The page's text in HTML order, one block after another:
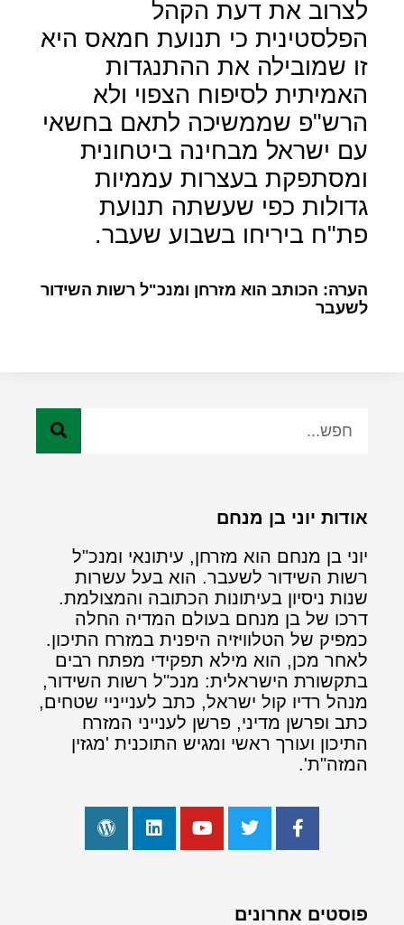
לצרוב את דעת הקהל
הפלסטינית כי תנועת חמאס היא
זו שמובילה את ההתנגדות
האמיתית לסיפוח הצפוי ולא
הרש"פ שממשיכה לתאם בחשאי
עם ישראל מבחינה ביטחונית
ומסתפקת בעצרות עממיות
גדולות כפי שעשתה תנועת
פת"ח ביריחו בשבוע שעבר.
הערה: הכותב הוא מזרחן ומנכ"ל רשות השידור
לשעבר
אודות יוני בן מנחם
יוני בן מנחם הוא מזרחן, עיתונאי ומנכ"ל
רשות השידור לשעבר. הוא בעל עשרות
שנות ניסיון בעיתונות הכתובה והמצולמת.
דרכו של בן מנחם בעולם המדיה החלה
כמפיק של הטלוויזיה היפנית במזרח התיכון.
לאחר מכן, הוא מילא תפקידי מפתח רבים
בתקשורת הישראלית: מנכ"ל רשות השידור,
מנהל רדיו קול ישראל, כתב לענייניי שטחים,
כתב ופרשן מדיני, פרשן לענייני המזרח
התיכון ועורך ראשי ומגיש התוכנית 'מגזין
המזה"ת'.
פוסטים אחרונים